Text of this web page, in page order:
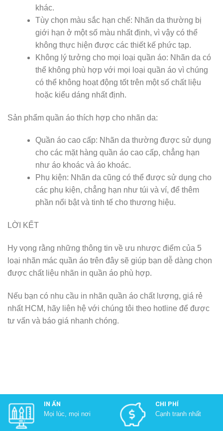
khác.
Tùy chọn màu sắc hạn chế: Nhãn da thường bị
giới hạn ở một số màu nhất định, vì vậy có thể
không thực hiện được các thiết kế phức tạp.
Không lý tưởng cho mọi loại quần áo: Nhãn da có
thể không phù hợp với mọi loại quần áo vì chúng
có thể không hoạt động tốt trên một số chất liệu
hoặc kiểu dáng nhất định.
Sản phẩm quần áo thích hợp cho nhãn da:
Quần áo cao cấp: Nhãn da thường được sử dụng
cho các mặt hàng quần áo cao cấp, chẳng hạn
như áo khoác và áo khoác.
Phụ kiện: Nhãn da cũng có thể được sử dụng cho
các phụ kiện, chẳng hạn như túi và ví, để thêm
phần nổi bật và tinh tế cho thương hiệu.
LỜI KẾT
Hy vọng rằng những thông tin về ưu nhược điểm của 5
loại nhãn mác quần áo trên đây sẽ giúp bạn dễ dàng chọn
được chất liệu nhãn in quần áo phù hợp.
Nếu bạn có nhu cầu in nhãn quần áo chất lượng, giá rẻ
nhất HCM, hãy liên hệ với chúng tôi theo hotline để được
tư vấn và báo giá nhanh chóng.
IN ẤN
Mọi lúc, mọi nơi
CHI PHÍ
Cạnh tranh nhất